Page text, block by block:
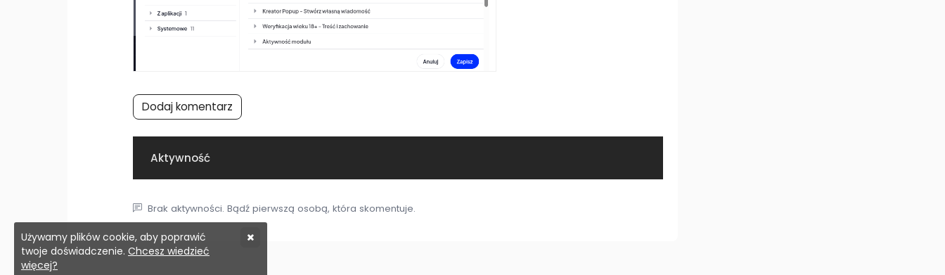
Dodaj komentarz
Aktywność
Brak aktywności. Bądź pierwszą osobą, która skomentuje.
Używamy plików cookie, aby poprawić
twoje doświadczenie. Chcesz wiedzieć
więcej?